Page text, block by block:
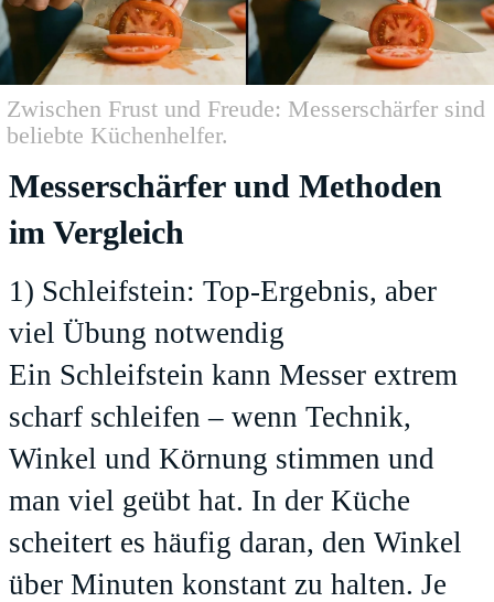
Zwischen Frust und Freude: Messerschärfer sind
beliebte Küchenhelfer.
Messerschärfer und Methoden
im Vergleich
1) Schleifstein: Top-Ergebnis, aber
viel Übung notwendig
Ein Schleifstein kann Messer extrem
scharf schleifen – wenn Technik,
Winkel und Körnung stimmen und
man viel geübt hat. In der Küche
scheitert es häufig daran, den Winkel
über Minuten konstant zu halten. Je